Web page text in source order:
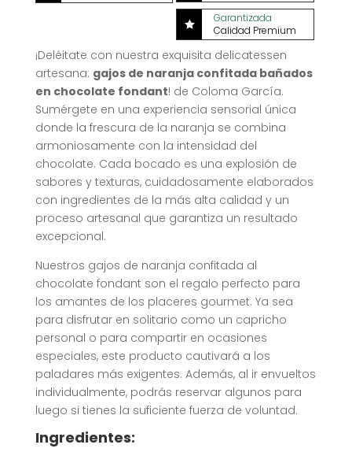

Garantizada
Calidad Premium
¡Deléitate con nuestra exquisita delicatessen
artesana: gajos de naranja confitada bañados
en chocolate fondant! de Coloma García.
Sumérgete en una experiencia sensorial única
donde la frescura de la naranja se combina
armoniosamente con la intensidad del
chocolate. Cada bocado es una explosión de
sabores y texturas, cuidadosamente elaborados
con ingredientes de la más alta calidad y un
proceso artesanal que garantiza un resultado
excepcional.
Nuestros gajos de naranja confitada al
chocolate fondant son el regalo perfecto para
los amantes de los placeres gourmet. Ya sea
para disfrutar en solitario como un capricho
personal o para compartir en ocasiones
especiales, este producto cautivará a los
paladares más exigentes. Además, al ir envueltos
individualmente, podrás reservar algunos para
luego si tienes la suficiente fuerza de voluntad.
Ingredientes: